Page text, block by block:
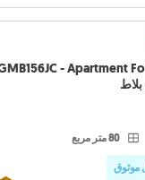
80 متر مربع